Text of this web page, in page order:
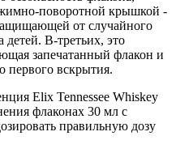
поворотной крышкой -
от случайного
В-третьих, это
запечатанный флакон и
первого вскрытия.
Elix Tennessee Whiskey
флаконах 30 мл с
правильную дозу